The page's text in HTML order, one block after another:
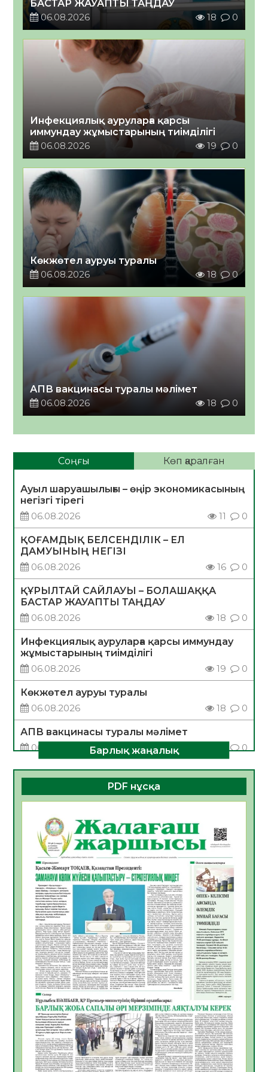
БАСТАР ЖАУАПТЫ ТАҢДАУ
06.08.2026
18 0
Инфекциялық ауруларға қарсы
иммундау жұмыстарының тиімділігі
06.08.2026
19 0
Көкжөтел ауруы туралы
06.08.2026
18 0
АПВ вакцинасы туралы мәлімет
06.08.2026
18 0
Соңғы Көп қаралған
Ауыл шаруашылығы – өңір экономикасының
негізгі тірегі
06.08.2026
11 0
ҚОҒАМДЫҚ БЕЛСЕНДІЛІК – ЕЛ
ДАМУЫНЫҢ НЕГІЗІ
06.08.2026
16 0
ҚҰРЫЛТАЙ САЙЛАУЫ – БОЛАШАҚҚА
БАСТАР ЖАУАПТЫ ТАҢДАУ
06.08.2026
18 0
Инфекциялық ауруларға қарсы иммундау
жұмыстарының тиімділігі
06.08.2026
19 0
Көкжөтел ауруы туралы
06.08.2026
18 0
АПВ вакцинасы туралы мәлімет
06.08.2026
0
Open Air: Қызылорда облысы полиция
департаменті 20 мыңнан астам
көрерменнің қауіпсіздігін қамтамасыз етті
ҚЫЗЫЛОРДАДА «САНАЛЫ ҰРПАҚ –
ЖАРҚЫН БОЛАШАҚ» АТТЫ КЕҢЕЙТІЛГЕН
МӘЖІЛІС ӨТТІ
05.08.2026
Қазақстан Орталық Азиядағы көшуге ең
қолайлы ел атанды
05.08.2026
32
Өрт қауіпсіздігі талаптарын сақтау – әр
азаматтың міндеті
05.08.2026
32
Руслан Рүстемұлы облыс әкімінің
кеңесшісі болып тағайындалды
05.08.2026
29
Цифрландыру саласын дамыту аясында
салынатын жаңа орталықтың жобасы
Барлық жаңалық
PDF нұсқа